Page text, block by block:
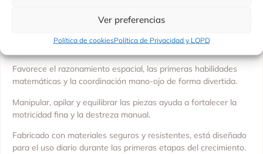
Ver preferencias
Política de cookiesPolítica de Privacidad y LOPD
Su combinación de silicona, madera y plástico ofrece una
experiencia sensorial variada y enriquecedora para el
Favorece el razonamiento espacial, las primeras habilidades
matemáticas y la coordinación mano-ojo de forma divertida.
Manipular, apilar y equilibrar las piezas ayuda a fortalecer la
motricidad fina y la destreza manual.
Fabricado con materiales seguros y resistentes, está diseñado
para el uso diario durante las primeras etapas del crecimiento.